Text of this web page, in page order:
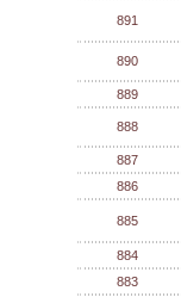
891
890
889
888
887
886
885
884
883